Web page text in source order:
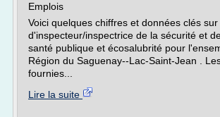
Emplois
Voici quelques chiffres et données clés
d'inspecteur/inspectrice de la sécurité et
santé publique et écosalubrité pour
Région du Saguenay--Lac-Saint-Jean .
fournies...
Lire la suite